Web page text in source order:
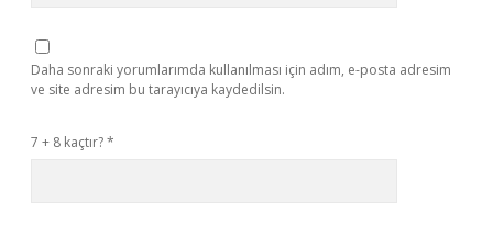
Daha sonraki yorumlarımda kullanılması için adım, e-posta adresim
ve site adresim bu tarayıcıya kaydedilsin.
7 + 8 kaçtır?*